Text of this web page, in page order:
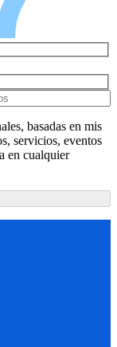
basadas en mis
servicios, eventos
en cualquier